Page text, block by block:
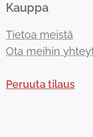
Kauppa
Tietoa meistä
Ota meihin
Peruuta tilaus